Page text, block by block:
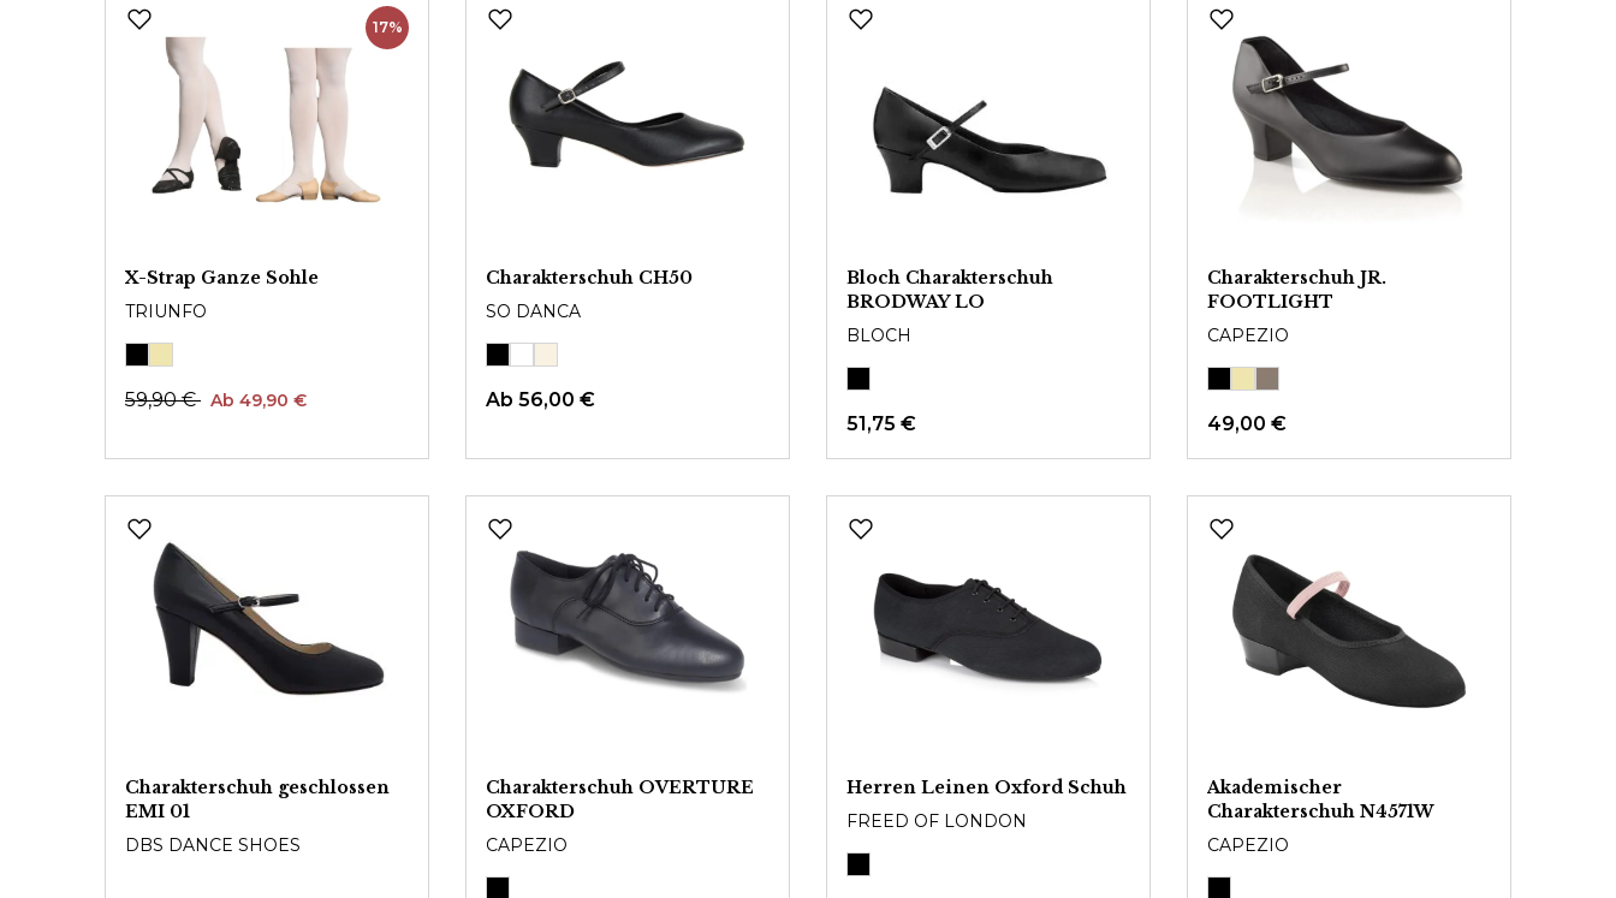
17%
X-Strap Ganze Sohle
TRIUNFO
59,90 € Ab 49,90 €
Charakterschuh CH50
SO DANCA
Ab 56,00 €
Bloch Charakterschuh
BRODWAY LO
BLOCH
51,75 €
Charakterschuh JR.
FOOTLIGHT
CAPEZIO
49,00 €
Charakterschuh geschlossen
EMI 01
DBS DANCE SHOES
Charakterschuh OVERTURE
OXFORD
CAPEZIO
Herren Leinen Oxford Schuh
FREED OF LONDON
Akademischer
Charakterschuh N4571W
CAPEZIO